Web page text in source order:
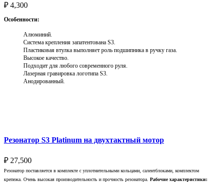
₽ 4,300
Особенности:
Алюминий.
Система крепления запатентована S3.
Пластиковая втулка выполняет роль подшипника в ручку газа.
Высокое качество.
Подходит для любого современного руля.
Лазерная гравировка логотипа S3.
Анодированный.
Резонатор S3 Platinum на двухтактный мотор
₽ 27,500
Резонатор поставляется в комплекте с уплотнительными кольцами, салентблоками, комплектом
крепежа. Очень высокая производительность и прочность резонатора. Рабочие характеристики: